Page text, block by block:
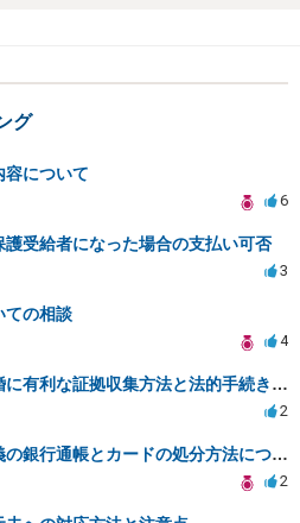
グ
容について
6
受給者になった場合の支払い可否
3
ての相談
4
不貞行為に対する離婚に有利な証拠収集方法と法的手続きについて
2
離婚後の元配偶者名義の銀行通帳とカードの処分方法について
2